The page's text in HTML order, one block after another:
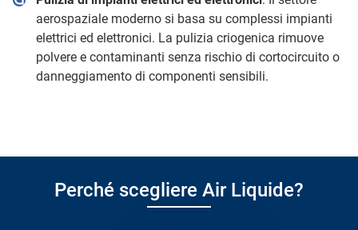
aerospaziale moderno si basa su complessi impianti
elettrici ed elettronici. La pulizia criogenica rimuove
polvere e contaminanti senza rischio di cortocircuito o
danneggiamento di componenti sensibili.
Perché scegliere Air Liquide?